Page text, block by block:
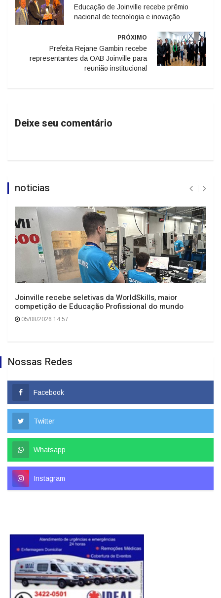
Educação de Joinville recebe prêmio
nacional de tecnologia e inovação
PRÓXIMO
Prefeita Rejane Gambin recebe
representantes da OAB Joinville para
reunião institucional
Deixe seu comentário
noticias
Joinville recebe seletivas da WorldSkills, maior
competição de Educação Profissional do mundo
05/08/2026 14:57
Nossas Redes
Facebook
Twitter
Whatsapp
Instagram